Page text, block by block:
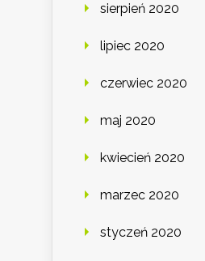
sierpień 2020
lipiec 2020
czerwiec 2020
maj 2020
kwiecień 2020
marzec 2020
styczeń 2020